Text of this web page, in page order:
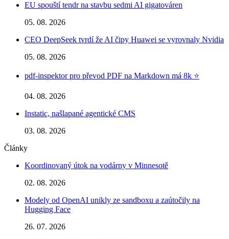
EU spouští tendr na stavbu sedmi AI gigatováren
05. 08. 2026
CEO DeepSeek tvrdí že AI čipy Huawei se vyrovnaly Nvidia
05. 08. 2026
pdf-inspektor pro převod PDF na Markdown má 8k ⭐️
04. 08. 2026
Instatic, našlapané agentické CMS
03. 08. 2026
Články
Koordinovaný útok na vodárny v Minnesotě
02. 08. 2026
Modely od OpenAI unikly ze sandboxu a zaútočily na
Hugging Face
26. 07. 2026